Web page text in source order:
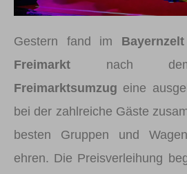
Gestern fand im Bayernzelt
Freimarkt nach dem
Freimarktsumzug eine
bei der zahlreiche Gäste
besten Gruppen und
ehren. Die Preisverleihung